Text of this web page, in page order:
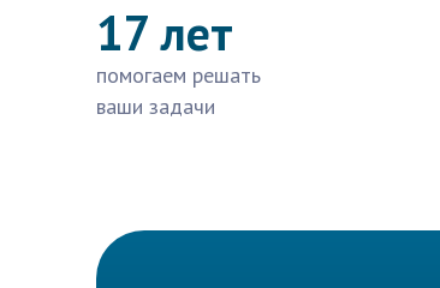
17 лет
помогаем решать
ваши задачи